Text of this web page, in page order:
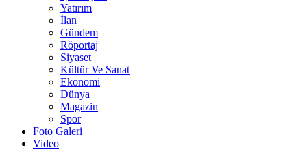
Yatırım
İlan
Gündem
Röportaj
Siyaset
Kültür Ve Sanat
Ekonomi
Dünya
Magazin
Spor
Foto Galeri
Video